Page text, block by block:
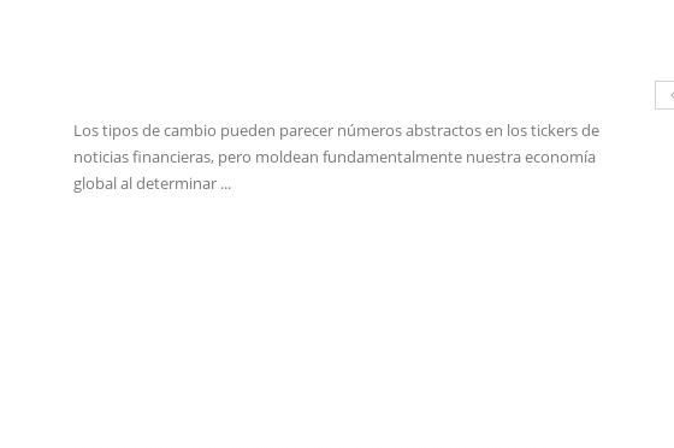
Los tipos de cambio pueden parecer números abstractos en los tickers de
noticias financieras, pero moldean fundamentalmente nuestra economía
global al determinar ...